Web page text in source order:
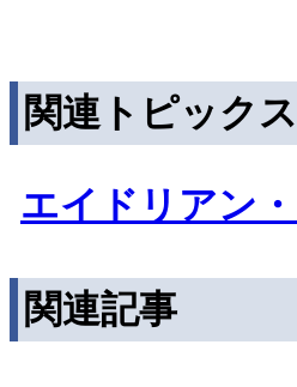
関連トピックス
エイドリアン
関連記事